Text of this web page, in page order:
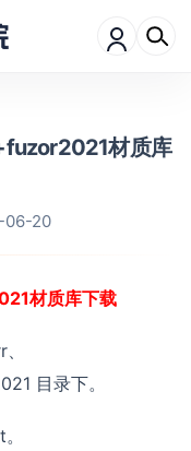
材质库
06-20
材质库下载
目录下。